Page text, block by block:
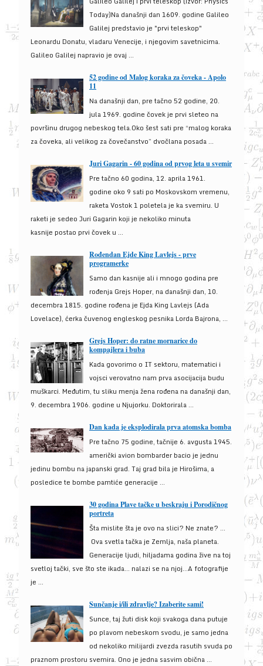
Today)Na današnji dan 1609. godine Galileo
Galilej predstavio je "prvi teleskop"
Leonardu Donatu, vladaru Venecije, i njegovim savetnicima.
Galileo Galilej napravio je ovaj ...
52 godine od Malog koraka za čoveka - Apolo
11
Na današnji dan, pre tačno 52 godine, 20.
jula 1969. godine čovek je prvi sleteo na
površinu drugog nebeskog tela.Oko šest sati pre “malog koraka
za čoveka, ali velikog za čovečanstvo” dvočlana posada ...
Juri Gagarin - 60 godina od prvog leta u svemir
Pre tačno 60 godina, 12. aprila 1961.
godine oko 9 sati po Moskovskom vremenu,
raketa Vostok 1 poletela je ka svemiru. U
raketi je sedeo Juri Gagarin koji je nekoliko minuta
kasnije postao prvi čovek u ...
Rođendan Ejde King Lavlejs - prve
programerke
Samo dan kasnije ali i mnogo godina pre
rođenja Grejs Hoper, na današnji dan, 10.
decembra 1815. godine rođena je Ejda King Lavlejs (Ada
Lovelace), ćerka čuvenog engleskog pesnika Lorda Bajrona, ...
Grejs Hoper: do ratne mornarice do
kompajlera i buba
Kada govorimo o IT sektoru, matematici i
vojsci verovatno nam prva asocijacija budu
muškarci. Međutim, tu sliku menja žena rođena na današnji dan,
9. decembra 1906. godine u Njujorku. Doktorirala ...
Dan kada je eksplodirala prva atomska bomba
Pre tačno 75 godine, tačnije 6. avgusta 1945.
američki avion bombarder bacio je jednu
jedinu bombu na japanski grad. Taj grad bila je Hirošima, a
posledice te bombe pamtiće generacije ...
30 godina Plave tačke u beskraju i Porodičnog
portreta
Šta mislite šta je ovo na slici? Ne znate? …
Ova svetla tačka je Zemlja, naša planeta.
Generacije ljudi, hiljadama godina žive na toj
svetloj tački, sve što ste ikada… nalazi se na njoj…A fotografije
je ...
Sunčanje i/ili zdravlje? Izaberite sami!
Sunce, taj žuti disk koji svakoga dana putuje
po plavom nebeskom svodu, je samo jedna
od nekoliko milijardi zvezda rasutih svuda po
praznom prostoru svemira. Ono je jedna sasvim obična ...